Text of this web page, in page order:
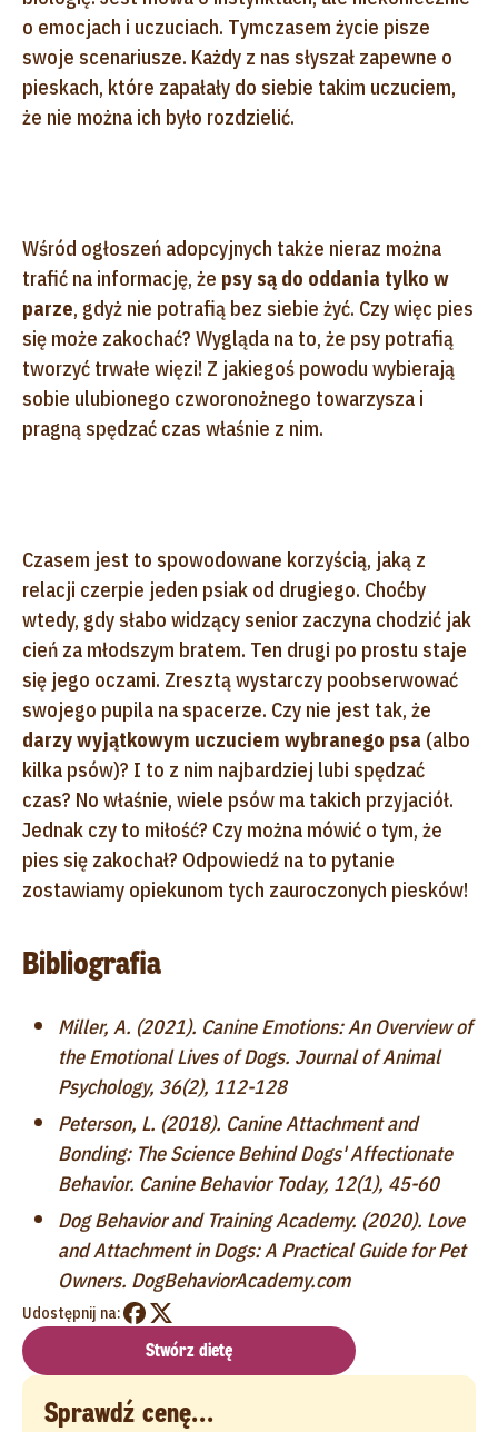
o emocjach i uczuciach. Tymczasem życie pisze
swoje scenariusze. Każdy z nas słyszał zapewne o
pieskach, które zapałały do siebie takim uczuciem,
że nie można ich było rozdzielić.
Wśród ogłoszeń adopcyjnych także nieraz można
trafić na informację, że psy są do oddania tylko w
parze, gdyż nie potrafią bez siebie żyć. Czy więc pies
się może zakochać? Wygląda na to, że psy potrafią
tworzyć trwałe więzi! Z jakiegoś powodu wybierają
sobie ulubionego czworonożnego towarzysza i
pragną spędzać czas właśnie z nim.
Czasem jest to spowodowane korzyścią, jaką z
relacji czerpie jeden psiak od drugiego. Choćby
wtedy, gdy słabo widzący senior zaczyna chodzić jak
cień za młodszym bratem. Ten drugi po prostu staje
się jego oczami. Zresztą wystarczy poobserwować
swojego pupila na spacerze. Czy nie jest tak, że
darzy wyjątkowym uczuciem wybranego psa (albo
kilka psów)? I to z nim najbardziej lubi spędzać
czas? No właśnie, wiele psów ma takich przyjaciół.
Jednak czy to miłość? Czy można mówić o tym, że
pies się zakochał? Odpowiedź na to pytanie
zostawiamy opiekunom tych zauroczonych piesków!
Bibliografia
Miller, A. (2021). Canine Emotions: An Overview of
the Emotional Lives of Dogs. Journal of Animal
Psychology, 36(2), 112-128
Peterson, L. (2018). Canine Attachment and
Bonding: The Science Behind Dogs' Affectionate
Behavior. Canine Behavior Today, 12(1), 45-60
Dog Behavior and Training Academy. (2020). Love
and Attachment in Dogs: A Practical Guide for Pet
Owners. DogBehaviorAcademy.com
Udostępnij na:
Stwórz dietę
Sprawdź cenę...